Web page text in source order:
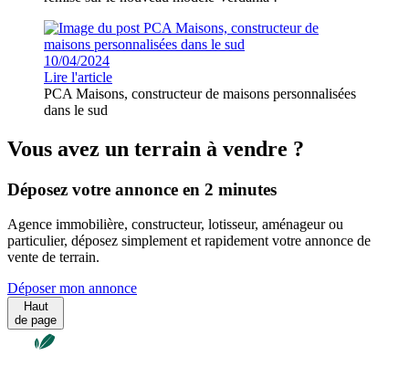
10/04/2024
Lire l'article
PCA Maisons, constructeur de maisons personnalisées
dans le sud
Vous avez un terrain à vendre ?
Déposez votre annonce en 2 minutes
Agence immobilière, constructeur, lotisseur, aménageur ou
particulier, déposez simplement et rapidement votre annonce de
vente de terrain.
Déposer mon annonce
Haut
de page